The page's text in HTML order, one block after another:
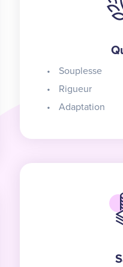
Souplesse
Rigueur
Adaptation